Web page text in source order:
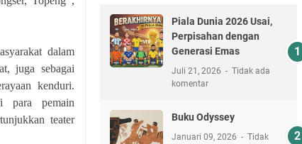
dalam
juga sebagai
kenduri.
para pemain
teater
Piala Dunia 2026 Usai,
Perpisahan dengan
Generasi Emas
Juli 21, 2026
Tidak ada
komentar
Buku Odyssey
Januari 09, 2026
Tidak